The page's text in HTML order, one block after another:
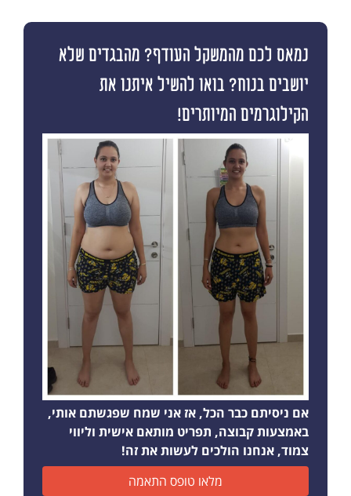
נמאס לכם מהמשקל העודף? מהבגדים שלא
יושבים בנוח? בואו להשיל איתנו את
הקילוגרמים המיותרים!
אם ניסיתם כבר הכל, אז אני שמח שפגשתם אותי,
באמצעות קבוצה, תפריט מותאם אישית וליווי
צמוד, אנחנו הולכים לעשות את זה!
מלאו טופס התאמה